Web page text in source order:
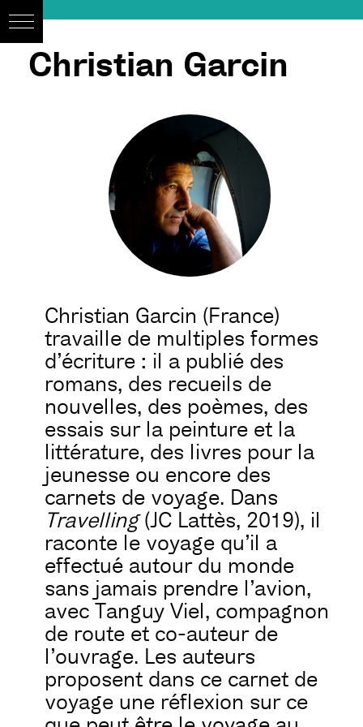
Christian Garcin
Christian Garcin (France)
travaille de multiples formes
d’écriture : il a publié des
romans, des recueils de
nouvelles, des poèmes, des
essais sur la peinture et la
littérature, des livres pour la
jeunesse ou encore des
carnets de voyage. Dans
Travelling(JC Lattès, 2019), il
raconte le voyage qu’il a
effectué autour du monde
sans jamais prendre l’avion,
avec Tanguy Viel, compagnon
de route et co-auteur de
l’ouvrage. Les auteurs
proposent dans ce carnet de
voyage une réflexion sur ce